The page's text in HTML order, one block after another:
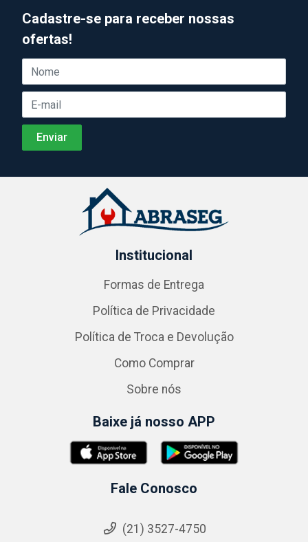
Cadastre-se para receber nossas
ofertas!
Institucional
Formas de Entrega
Política de Privacidade
Política de Troca e Devolução
Como Comprar
Sobre nós
Baixe já nosso APP
Fale Conosco
(21) 3527-4750